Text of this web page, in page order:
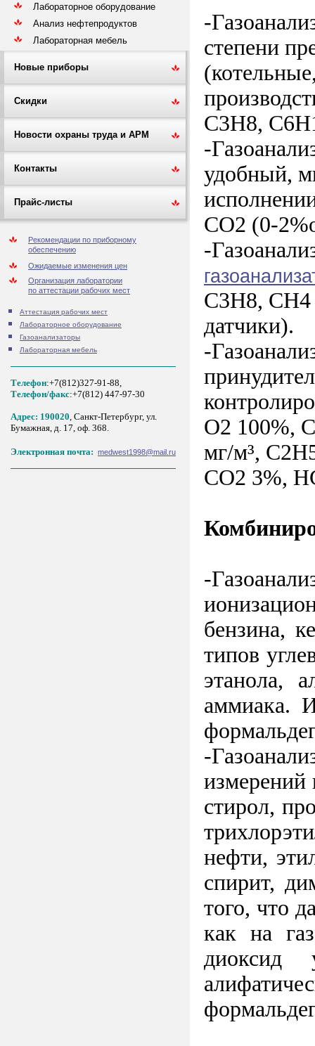
Лабораторное оборудование
Анализ нефтепродуктов
Лабораторная мебель
Новые приборы
Скидки
Новости охраны труда и АРМ
Контакты
Прайс-листы
Рекомендации по приборному
обеспечению
Ожидаемые изменения цен
Организация лаборатории
по аттестации рабочих мест
Аттестация рабочих мест
Лабораторное оборудование
Газоанализаторы
Лабораторная мебель
Телефон:+7(812)327-91-88,
Tелефон/факс:+7(812) 447-97-30
Адрес: 190020, Санкт-Петербург, ул.
Бумажная, д. 17, оф. 368.
Электронная почта: medwest1998@mail.ru
-
степени
C3H8,
-
удобный,
CO2 (0-
-
С3Н8, CH4
датчики).
-
O2 100%,
мг/м³,
CO2 3%,
-
бензина,
типов
этанола,
аммиака.
-
измерений
стирол,
нефти,
спирит,
того, что
как на
диоксид